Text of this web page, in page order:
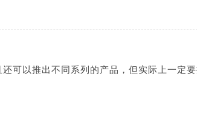
可以推出不同系列的产品，但实际上一定